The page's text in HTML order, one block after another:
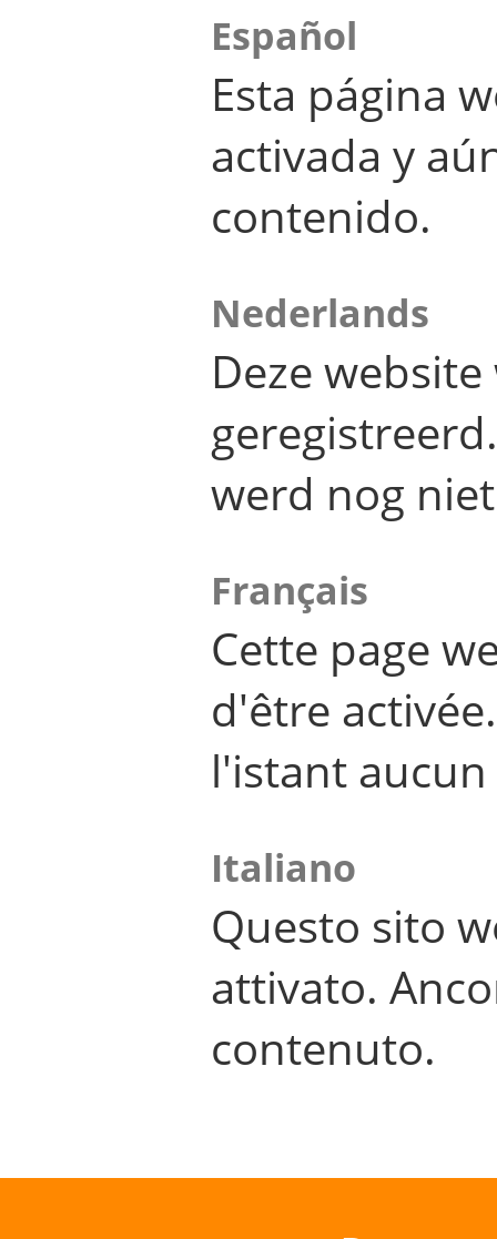
Español
Esta página
activada y
contenido.
Nederlands
Deze
werd nog
Français
Cette page
d'être
l'istant
Italiano
Questo sito
attivato.
contenuto.